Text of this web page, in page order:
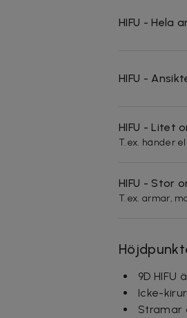
HIFU - Hela
HIFU -
HIFU - Litet
T.ex. händer
HIFU - Stor
T.ex. armar,
9D
Icke-
Stramar